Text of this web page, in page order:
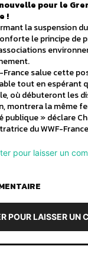
pour le
!
la suspension
le principe de
France salue cette
tout en espérant
où débuteront les
montrera la même
publique » déclare
du WWF-
pour laisser un
POUR LAISSER UN